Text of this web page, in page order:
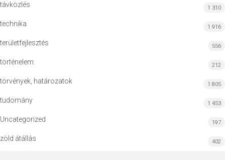
távközlés 1 310
technika 1 916
területfejlesztés 556
történelem 212
törvények, határozatok 1 805
tudomány 1 453
Uncategorized 197
zöld átállás 402